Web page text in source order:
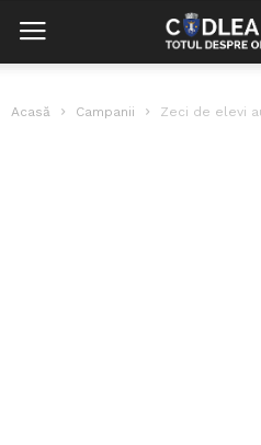
Acasă Campanii Zeci de elevi au